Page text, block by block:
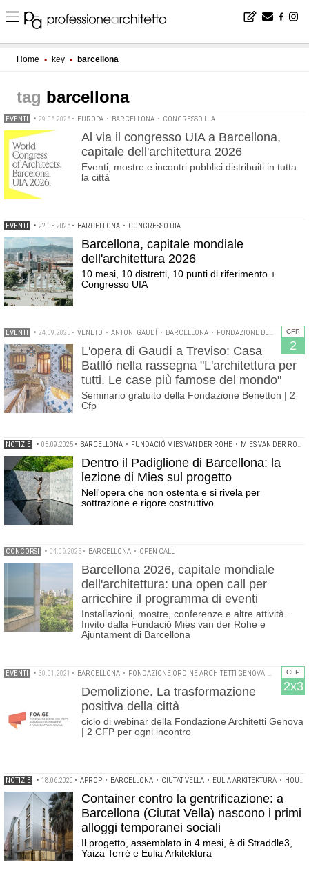
Home ▪ key ▪ barcellona
barcellona
EVENTI • 29.06.2026 • EUROPA • BARCELLONA • CONGRESSO UIA
Al via il congresso UIA a Barcellona,
capitale dell'architettura 2026
Eventi, mostre e incontri pubblici distribuiti in tutta
la città
EVENTI • 22.05.2026 • BARCELLONA • CONGRESSO UIA
Barcellona, capitale mondiale
dell'architettura 2026
10 mesi, 10 distretti, 10 punti di riferimento +
Congresso UIA
CFP
2
EVENTI • 24.09.2025 • VENETO • ANTONI GAUDÍ • BARCELLONA • FONDAZIONE BENETTON STUDI RICERCHE
L'opera di Gaudí a Treviso: Casa
Batlló nella rassegna "L'architettura per
tutti. Le case più famose del mondo"
Seminario gratuito della Fondazione Benetton | 2
Cfp
NOTIZIE • 05.09.2025 • BARCELLONA • FUNDACIÓ MIES VAN DER ROHE • MIES VAN DER ROHE
Dentro il Padiglione di Barcellona: la
lezione di Mies sul progetto
Nell'opera che non ostenta e si rivela per
sottrazione e rigore costruttivo
CONCORSI • 04.06.2025 • BARCELLONA • OPEN CALL
Barcellona 2026, capitale mondiale
dell'architettura: una open call per
arricchire il programma di eventi
Installazioni, mostre, conferenze e altre attività .
Invito dalla Fundació Mies van der Rohe e
Ajuntament di Barcellona
CFP
2x3
EVENTI • 30.01.2021 • BARCELLONA • FONDAZIONE ORDINE ARCHITETTI GENOVA GENOVA
Demolizione. La trasformazione
positiva della città
ciclo di webinar della Fondazione Architetti Genova
| 2 CFP per ogni incontro
NOTIZIE • 18.06.2020 • APROP • BARCELLONA • CIUTAT VELLA • EULIA ARKITEKTURA • HOUSING SOCIALE
Container contro la gentrificazione: a
Barcellona (Ciutat Vella) nascono i primi
alloggi temporanei sociali
Il progetto, assemblato in 4 mesi, è di Straddle3,
Yaiza Terré e Eulia Arkitektura